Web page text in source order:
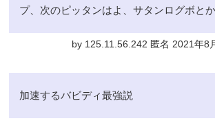
プ、次のピッタンはよ、サタンログボと
by 125.11.56.242 匿名 2021年8
加速するバビディ最強説